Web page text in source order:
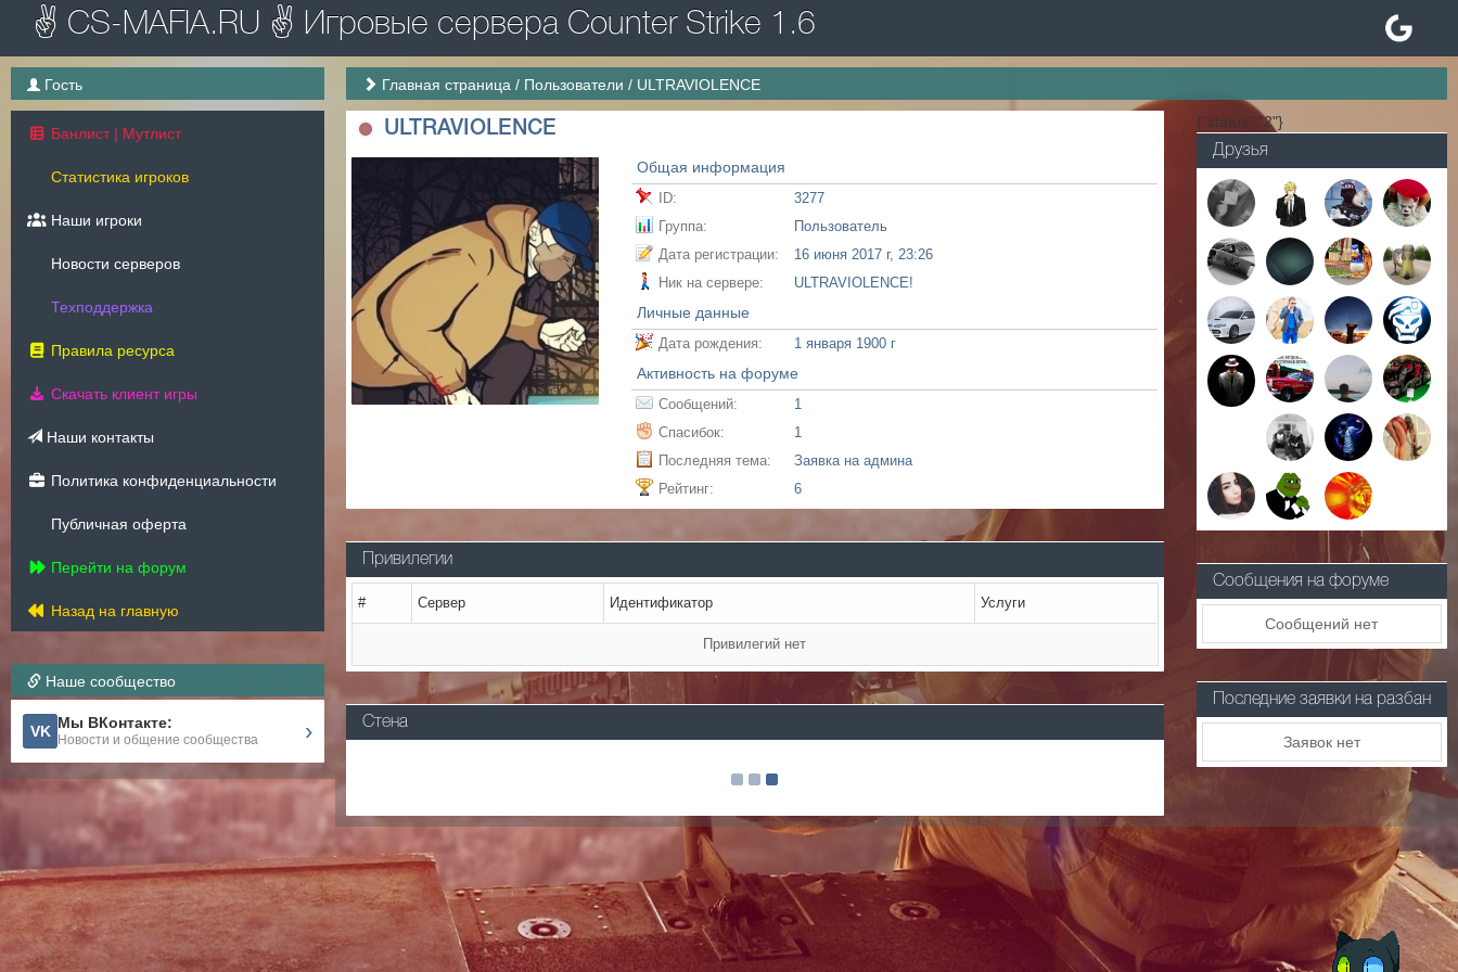
✌ CS-MAFIA.RU ✌ Игровые сервера Counter Strike 1.6
Гость
Банлист | Мутлист
Статистика игроков
Наши игроки
Новости серверов
Техподдержка
Правила ресурса
Скачать клиент игры
Наши контакты
Политика конфиденциальности
Публичная оферта
Перейти на форум
Назад на главную
Наше сообщество
VK Мы ВКонтакте:
Новости и общение сообщества ›
Главная страница / Пользователи / ULTRAVIOLENCE
ULTRAVIOLENCE
Общая информация
ID:
3277
Группа:
Пользователь
Дата регистрации:
16 июня 2017 г, 23:26
Ник на сервере:
ULTRAVIOLENCE!
Личные данные
Дата рождения: 1 января 1900 г
Активность на форуме
Сообщений:
1
Спасибок:
1
Последняя тема:
Заявка на админа
Рейтинг:
6
Привилегии
# Сервер Идентификатор Услуги
Привилегий нет
Стена
{"status":"2"}
Друзья
Сообщения на форуме
Сообщений нет
Последние заявки на разбан
Заявок нет